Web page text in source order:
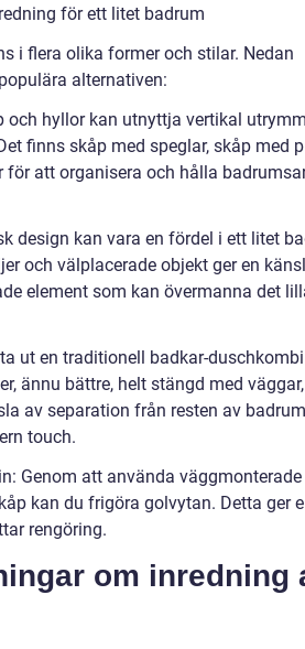
för ett litet badrum
i flera olika former och stilar. Nedan
alternativen:
och hyllor kan utnyttja vertikal
finns skåp med speglar, skåp med
att organisera och hålla
design kan vara en fördel i ett litet
och välplacerade objekt ger en
element som kan övermanna det
ut en traditionell badkar-
ännu bättre, helt stängd med
av separation från resten av
touch.
Genom att använda väggmonterade
kan du frigöra golvytan. Detta ger
rengöring.
om inredning